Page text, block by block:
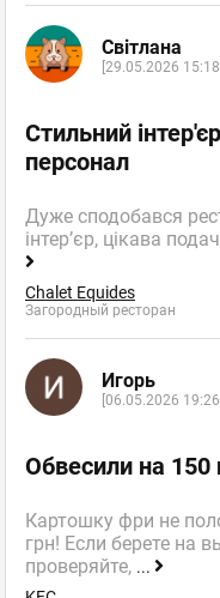
Світлана
[29.05.2026 15:18]
Стильний
персонал
Дуже сподобався
інтер’єр, цікава
Chalet Equides
Загородный ресторан
Игорь
[06.05.2026 19:26]
Обвесили на 150
Картошку фри не
грн! Если берете на
проверяйте, ...